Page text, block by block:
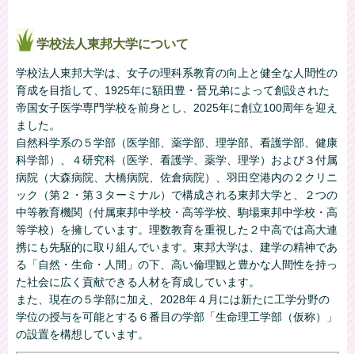
学校法人東邦大学について
学校法人東邦大学は、女子の理科系教育の向上と健全な人間性の
育成を目指して、1925年に額田豊・晉兄弟によって創設された
帝国女子医学専門学校を前身とし、2025年に創立100周年を迎え
ました。
自然科学系の５学部（医学部、薬学部、理学部、看護学部、健康
科学部）、４研究科（医学、看護学、薬学、理学）および３付属
病院（大森病院、大橋病院、佐倉病院）、羽田空港内の２クリニ
ック（第２・第３ターミナル）で構成される東邦大学と、２つの
中等教育機関（付属東邦中学校・高等学校、駒場東邦中学校・高
等学校）を擁しています。理数教育を重視した２中高では高大連
携にも先駆的に取り組んでいます。東邦大学は、建学の精神であ
る「自然・生命・人間」の下、高い倫理観と豊かな人間性を持っ
た社会に広く貢献できる人材を育成しています。
また、現在の５学部に加え、2028年４月には新たに工学分野の
学位の授与を可能とする６番目の学部「生命理工学部（仮称）」
の設置を構想しています。